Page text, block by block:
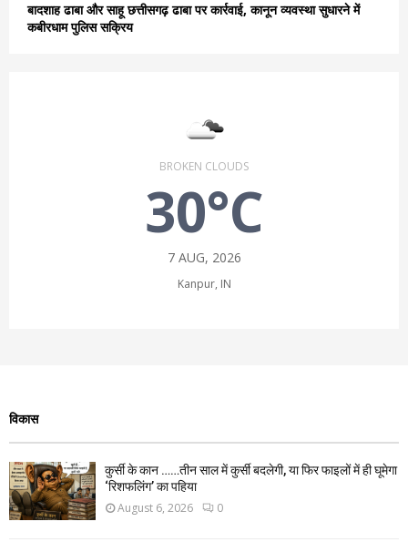
बादशाह ढाबा और साहू छत्तीसगढ़ ढाबा पर कार्रवाई, कानून व्यवस्था सुधारने में
कबीरधाम पुलिस सक्रिय
BROKEN CLOUDS
30°C
7 AUG, 2026
Kanpur, IN
विकास
कुर्सी के कान ……तीन साल में कुर्सी बदलेगी, या फिर फाइलों में ही घूमेगा
‘रिशफलिंग’ का पहिया
August 6, 2026 0